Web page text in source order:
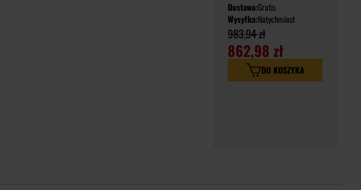
Dostawa:Gratis
Wysyłka:Natychmiast
983,94 zł
862,98 zł
DO KOSZYKA